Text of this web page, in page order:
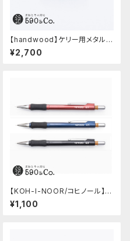
【handwood】ケリー用メタルグ
リップ/前軸・滑り止め (ステンレ
ス)
¥2,700
【KOH-I-NOOR/コヒノール】M
ephisto profi 5035シャープ
ペンシル(0.5mm)
¥1,100